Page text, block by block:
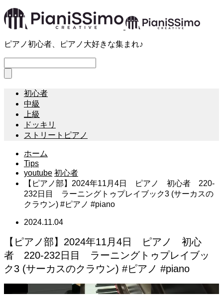
ピアノ初心者、ピアノ大好きな集まれ♪
初心者
中級
上級
ドッキリ
ストリートピアノ
ホーム
Tips
youtube 初心者
【ピアノ部】2024年11月4日 ピアノ 初心者 220-
232日目 ラーニングトゥプレイブック3 (サーカスの
クラウン) #ピアノ #piano
2024.11.04
【ピアノ部】2024年11月4日 ピアノ 初心
者 220-232日目 ラーニングトゥプレイブッ
ク3 (サーカスのクラウン) #ピアノ #piano